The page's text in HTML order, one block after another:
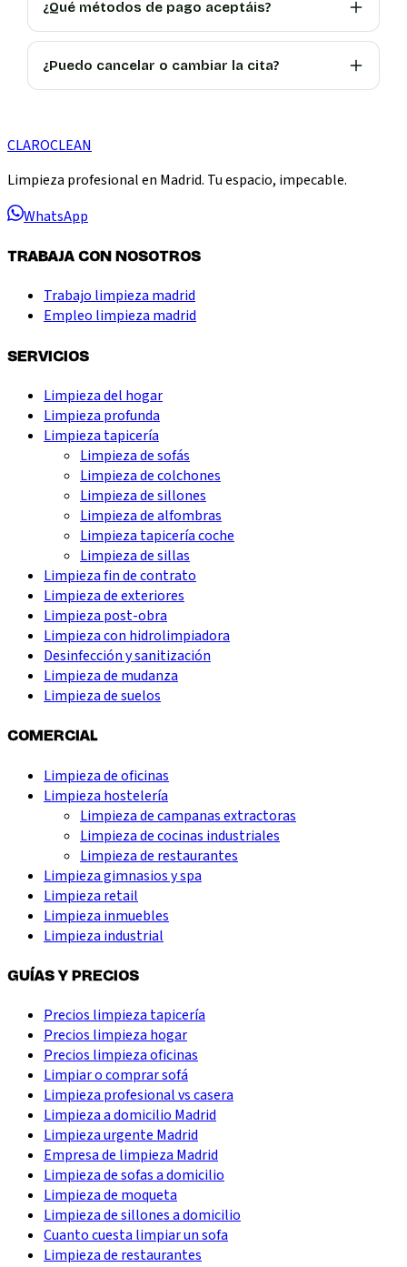
¿Qué métodos de pago aceptáis?
¿Puedo cancelar o cambiar la cita?
CLAROCLEAN
Limpieza profesional en Madrid. Tu espacio, impecable.
WhatsApp
TRABAJA CON NOSOTROS
Trabajo limpieza madrid
Empleo limpieza madrid
SERVICIOS
Limpieza del hogar
Limpieza profunda
Limpieza tapicería
Limpieza de sofás
Limpieza de colchones
Limpieza de sillones
Limpieza de alfombras
Limpieza tapicería coche
Limpieza de sillas
Limpieza fin de contrato
Limpieza de exteriores
Limpieza post-obra
Limpieza con hidrolimpiadora
Desinfección y sanitización
Limpieza de mudanza
Limpieza de suelos
COMERCIAL
Limpieza de oficinas
Limpieza hostelería
Limpieza de campanas extractoras
Limpieza de cocinas industriales
Limpieza de restaurantes
Limpieza gimnasios y spa
Limpieza retail
Limpieza inmuebles
Limpieza industrial
GUÍAS Y PRECIOS
Precios limpieza tapicería
Precios limpieza hogar
Precios limpieza oficinas
Limpiar o comprar sofá
Limpieza profesional vs casera
Limpieza a domicilio Madrid
Limpieza urgente Madrid
Empresa de limpieza Madrid
Limpieza de sofas a domicilio
Limpieza de moqueta
Limpieza de sillones a domicilio
Cuanto cuesta limpiar un sofa
Limpieza de restaurantes